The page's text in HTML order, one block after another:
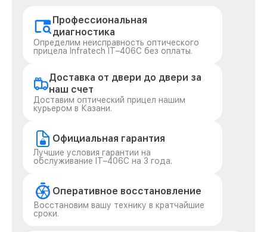
Профессиональная
диагностика
Определим неисправность оптического
прицела Infratech IT–406С без оплаты.
Доставка от двери до двери за
наш счет
Доставим оптический прицел нашим
курьером в Казани.
Официальная гарантия
Лучшие условия гарантии на
обслуживание IT–406С на 3 года.
Оперативное восстановление
Восстановим вашу технику в кратчайшие
сроки.